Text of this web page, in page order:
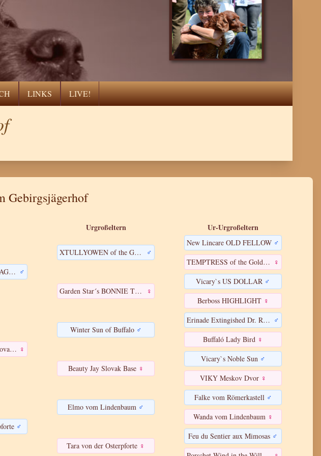
LINKS LIVE!
Gebirgsjägerhof
Urgroßeltern Ur-Urgroßeltern
Garden Star´s IRISH-VAGABOND ♂
XTULLYOWEN of the Golden Vale ♂
New Lincare OLD FELLOW ♂
TEMPTRESS of the Golden Vale ♀
Garden Star´s BONNIE TYLER ♀
Vicary`s US DOLLAR ♂
Berboss HIGHLIGHT ♀
CINDERELLA JAY Slovak Base ♀
Winter Sun of Buffalo ♂
Erinade Extingished Dr. Robin ♂
Buffaló Lady Bird ♀
Beauty Jay Slovak Base ♀
Vicary`s Noble Sun ♂
VIKY Meskov Dvor ♀
♂
Elmo vom Lindenbaum ♂
Falke vom Römerkastell ♂
Wanda vom Lindenbaum ♀
Tara von der Osterpforte ♀
Feu du Sentier aux Mimosas ♂